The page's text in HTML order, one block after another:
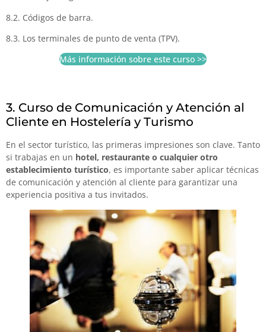
8.2. Códigos de barra.
8.3. Los terminales de punto de venta (TPV).
Más información sobre este curso >>
3. Curso de Comunicación y Atención al
Cliente en Hostelería y Turismo
En el sector turístico, las primeras impresiones son clave. Tanto
si trabajas en un hotel, restaurante o cualquier otro
establecimiento turístico, es importante saber aplicar técnicas
de comunicación y atención al cliente para garantizar una
experiencia positiva a tus invitados.